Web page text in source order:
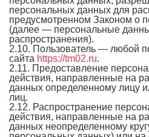
персональных данных для
предусмотренном Законом о
(далее — персональные
распространения).
2.10. Пользователь — любой
сайта https://tm02.ru.
2.11. Предоставление
действия, направленные на
данных определенному лицу
лиц.
2.12. Распространение
действия, направленные на
данных неопределенному